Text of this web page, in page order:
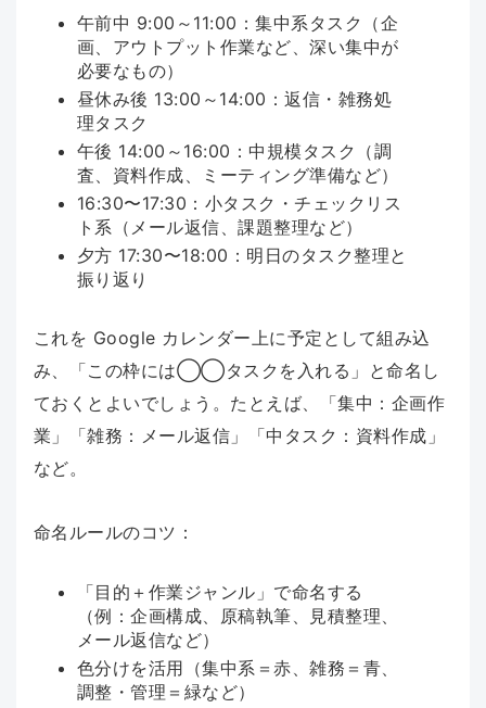
午前中 9:00～11:00：集中系タスク（企
画、アウトプット作業など、深い集中が
必要なもの）
昼休み後 13:00～14:00：返信・雑務処
理タスク
午後 14:00～16:00：中規模タスク（調
査、資料作成、ミーティング準備など）
16:30〜17:30：小タスク・チェックリス
ト系（メール返信、課題整理など）
夕方 17:30〜18:00：明日のタスク整理と
振り返り
これを Google カレンダー上に予定として組み込
み、「この枠には◯◯タスクを入れる」と命名し
ておくとよいでしょう。たとえば、「集中：企画作
業」「雑務：メール返信」「中タスク：資料作成」
など。
命名ルールのコツ：
「目的＋作業ジャンル」で命名する
（例：企画構成、原稿執筆、見積整理、
メール返信など）
色分けを活用（集中系＝赤、雑務＝青、
調整・管理＝緑など）